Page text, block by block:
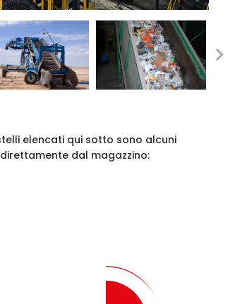
elencati qui sotto sono alcuni
dal magazzino: